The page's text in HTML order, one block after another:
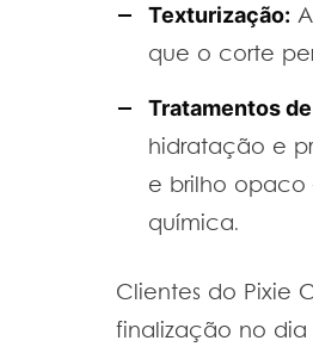
Texturização:
que o corte
Tratamentos
hidratação e
e brilho
química.
Clientes do Pixie
finalização no